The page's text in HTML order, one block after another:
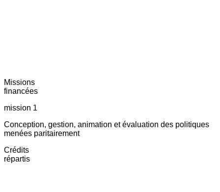
Missions
financées
mission 1
Conception, gestion, animation et évaluation des politiques
menées paritairement
Crédits
répartis